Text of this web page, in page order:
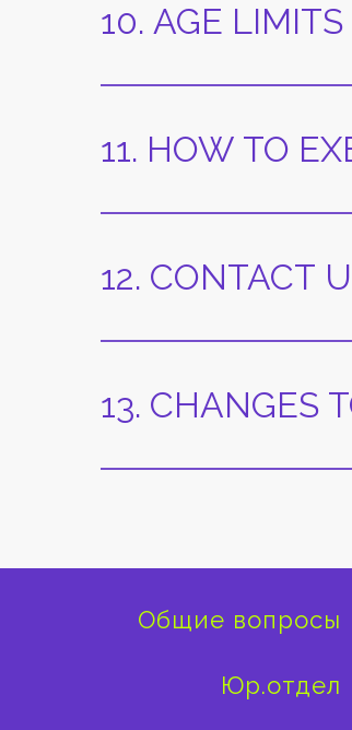
10. AGE LIMITS
11. HOW TO
12. CONTACT
13. CHANGES
Общие вопросы
Юр.отдел